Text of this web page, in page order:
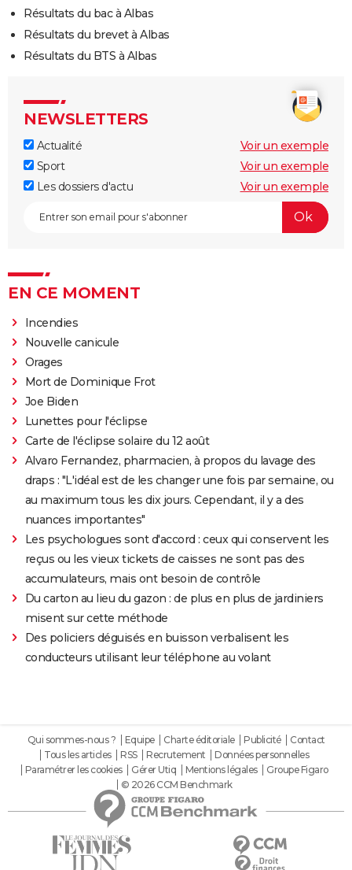
Résultats du bac à Albas
Résultats du brevet à Albas
Résultats du BTS à Albas
NEWSLETTERS
Actualité
Voir un exemple
Sport
Voir un exemple
Les dossiers d'actu
Voir un exemple
EN CE MOMENT
Incendies
Nouvelle canicule
Orages
Mort de Dominique Frot
Joe Biden
Lunettes pour l'éclipse
Carte de l'éclipse solaire du 12 août
Alvaro Fernandez, pharmacien, à propos du lavage des
draps : "L'idéal est de les changer une fois par semaine, ou
au maximum tous les dix jours. Cependant, il y a des
nuances importantes"
Les psychologues sont d'accord : ceux qui conservent les
reçus ou les vieux tickets de caisses ne sont pas des
accumulateurs, mais ont besoin de contrôle
Du carton au lieu du gazon : de plus en plus de jardiniers
misent sur cette méthode
Des policiers déguisés en buisson verbalisent les
conducteurs utilisant leur téléphone au volant
Qui sommes-nous ? Equipe Charte éditoriale Publicité
Contact
Tous les articles
RSS Recrutement
Données personnelles
Paramétrer les cookies
Gérer Utiq Mentions légales
Groupe Figaro
© 2026 CCM Benchmark